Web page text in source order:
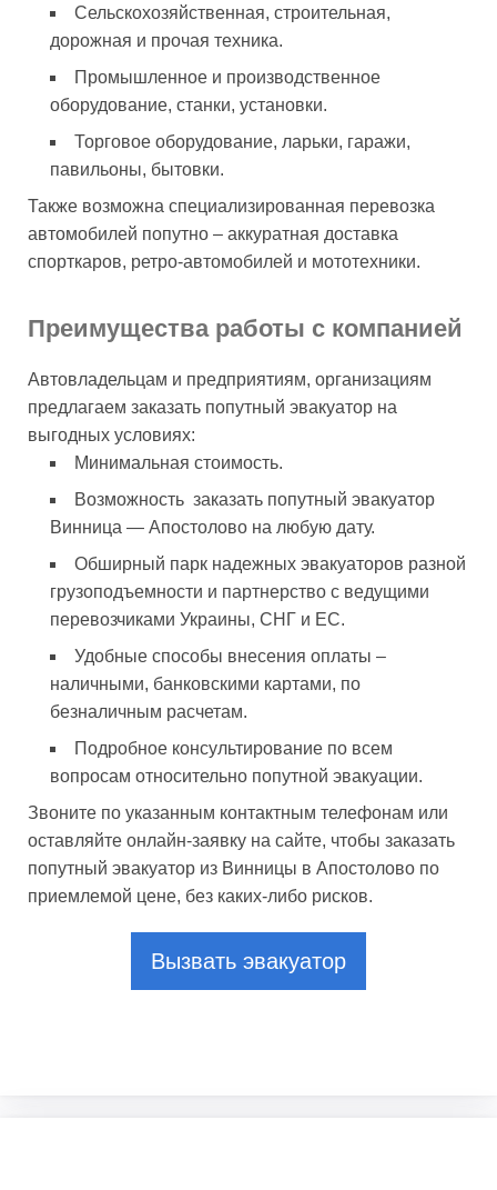
Сельскохозяйственная, строительная,
дорожная и прочая техника.
Промышленное и производственное
оборудование, станки, установки.
Торговое оборудование, ларьки, гаражи,
павильоны, бытовки.
Также возможна специализированная перевозка
автомобилей попутно – аккуратная доставка
спорткаров, ретро-автомобилей и мототехники.
Преимущества работы с компанией
Автовладельцам и предприятиям, организациям
предлагаем заказать попутный эвакуатор на
выгодных условиях:
Минимальная стоимость.
Возможность заказать попутный эвакуатор
Винница — Апостолово на любую дату.
Обширный парк надежных эвакуаторов разной
грузоподъемности и партнерство с ведущими
перевозчиками Украины, СНГ и ЕС.
Удобные способы внесения оплаты –
наличными, банковскими картами, по
безналичным расчетам.
Подробное консультирование по всем
вопросам относительно попутной эвакуации.
Звоните по указанным контактным телефонам или
оставляйте онлайн-заявку на сайте, чтобы заказать
попутный эвакуатор из Винницы в Апостолово по
приемлемой цене, без каких-либо рисков.
Вызвать эвакуатор